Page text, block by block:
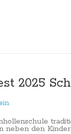
2025
neben den